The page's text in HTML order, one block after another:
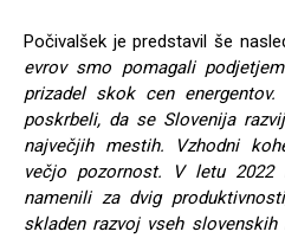
Počivalšek je predstavil še
evrov smo pomagali
prizadel skok cen
poskrbeli, da se Slovenija
največjih mestih. Vzhodni
večjo pozornost. V letu 2022
namenili za dvig
skladen razvoj vseh